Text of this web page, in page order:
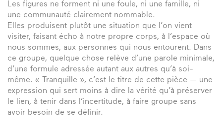
Les figures ne forment ni une foule, ni une famille, ni
une communauté clairement nommable.
Elles produisent plutôt une situation que l’on vient
visiter, faisant écho à notre propre corps, à l’espace où
nous sommes, aux personnes qui nous entourent. Dans
ce groupe, quelque chose relève d’une parole minimale,
d’une formule adressée autant aux autres qu’à soi-
même. « Tranquille », c’est le titre de cette pièce — une
expression qui sert moins à dire la vérité qu’à préserver
le lien, à tenir dans l’incertitude, à faire groupe sans
avoir besoin de se définir.